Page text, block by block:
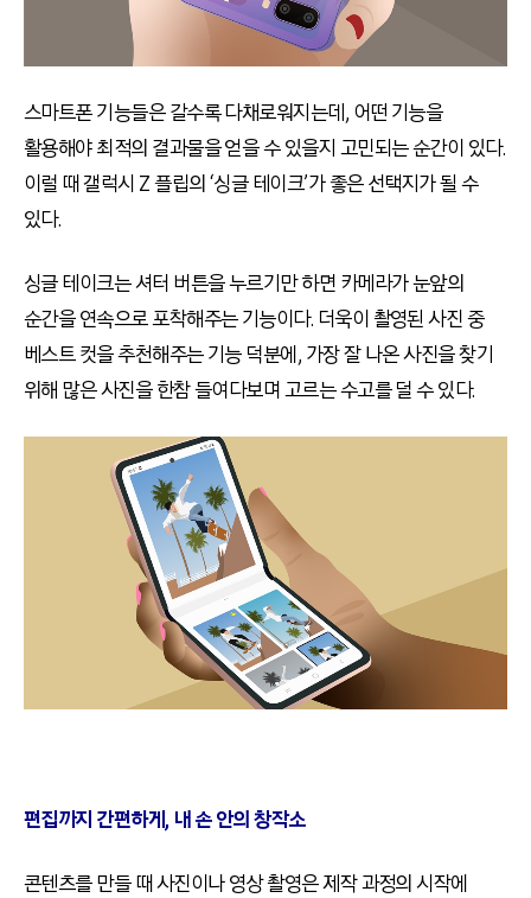
스마트폰 기능들은 갈수록 다채로워지는데, 어떤 기능을
활용해야 최적의 결과물을 얻을 수 있을지 고민되는 순간이 있다.
이럴 때 갤럭시 Z 플립의 ‘싱글 테이크’가 좋은 선택지가 될 수
있다.
싱글 테이크는 셔터 버튼을 누르기만 하면 카메라가 눈앞의
순간을 연속으로 포착해주는 기능이다. 더욱이 촬영된 사진 중
베스트 컷을 추천해주는 기능 덕분에, 가장 잘 나온 사진을 찾기
위해 많은 사진을 한참 들여다보며 고르는 수고를 덜 수 있다.
편집까지 간편하게, 내 손 안의 창작소
콘텐츠를 만들 때 사진이나 영상 촬영은 제작 과정의 시작에